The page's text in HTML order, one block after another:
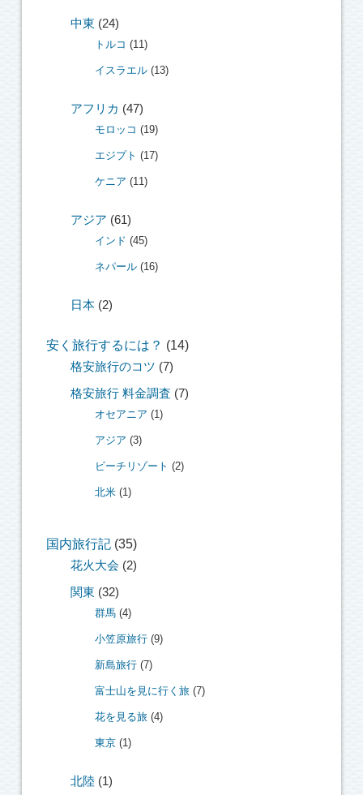
中東 (24)
トルコ (11)
イスラエル(13)
アフリカ (47)
モロッコ (19)
エジプト (17)
ケニア (11)
アジア (61)
インド (45)
ネパール(16)
日本(2)
安く旅行するには？ (14)
格安旅行のコツ (7)
格安旅行 料金調査 (7)
オセアニア (1)
アジア (3)
ビーチリゾート (2)
北米(1)
国内旅行記(35)
花火大会 (2)
関東 (32)
群馬(4)
小笠原旅行(9)
新島旅行(7)
富士山を見に行く旅(7)
花を見る旅(4)
東京(1)
北陸(1)